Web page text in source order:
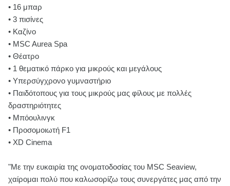
• 16 μπαρ
• 3 πισίνες
• Καζίνο
• MSC Aurea Spa
• Θέατρο
• 1 θεματικό πάρκο για μικρούς και μεγάλους
• Υπερσύγχρονο γυμναστήριο
• Παιδότοπους για τους μικρούς μας φίλους με πολλές
δραστηριότητες
• Μπόουλινγκ
• Προσομοιωτή F1
• XD Cinema
"Με την ευκαιρία της ονοματοδοσίας του MSC Seaview,
χαίρομαι πολύ που καλωσορίζω τους συνεργάτες μας από την